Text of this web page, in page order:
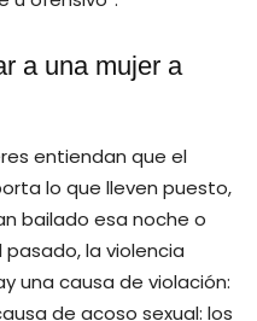
a una mujer a
entiendan que el
lo que lleven puesto,
bailado esa noche o
la violencia
una causa de violación:
de acoso sexual: los